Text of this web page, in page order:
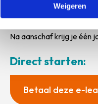
Weigeren
Je kunt deze e-learning
Na aanschaf krijg je één
Direct starten:
Betaal deze e-